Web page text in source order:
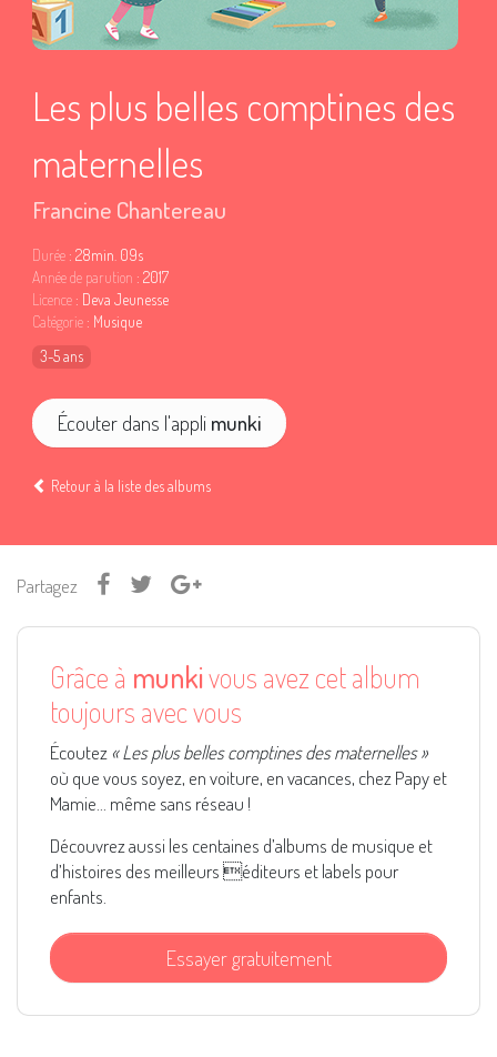
Les plus belles comptines des
maternelles
Francine Chantereau
Durée : 28min. 09s
Année de parution : 2017
Licence : Deva Jeunesse
Catégorie : Musique
3-5 ans
Écouter dans l'appli munki
Retour à la liste des albums
Partagez
Grâce à munkivous avez cet album
toujours avec vous
Écoutez « Les plus belles comptines des maternelles »
où que vous soyez, en voiture, en vacances, chez Papy et
Mamie... même sans réseau !
Découvrez aussi les centaines d’albums de musique et
d’histoires des meilleurs éditeurs et labels pour
enfants.
Essayer gratuitement